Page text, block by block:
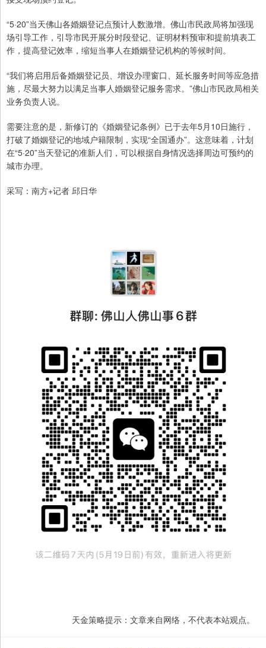
“5·20”当天佛山各婚姻登记点预计人数激增。佛山市民政局将加强现
场引导工作，引导市民开展分时段登记、证明材料预审和提前填表工
作，提高登记效率，缩短当事人在婚姻登记机构的等候时间。
“我们将启用后备婚姻登记员、增设办理窗口、延长服务时间等应急措
施，尽最大努力以满足当事人婚姻登记服务需求。”佛山市民政局相关
业务负责人说。
需要注意的是，新修订的《婚姻登记条例》已于去年5月10日施行，
打破了婚姻登记的地域户籍限制，实现“全国通办”。这意味着，计划
在“5·20”当天登记的准新人们，可以根据自身情况选择周边可预约的
城市办理。
采写：南方+记者 邱日华
天金策略提示：文章来自网络，不代表本站观点。